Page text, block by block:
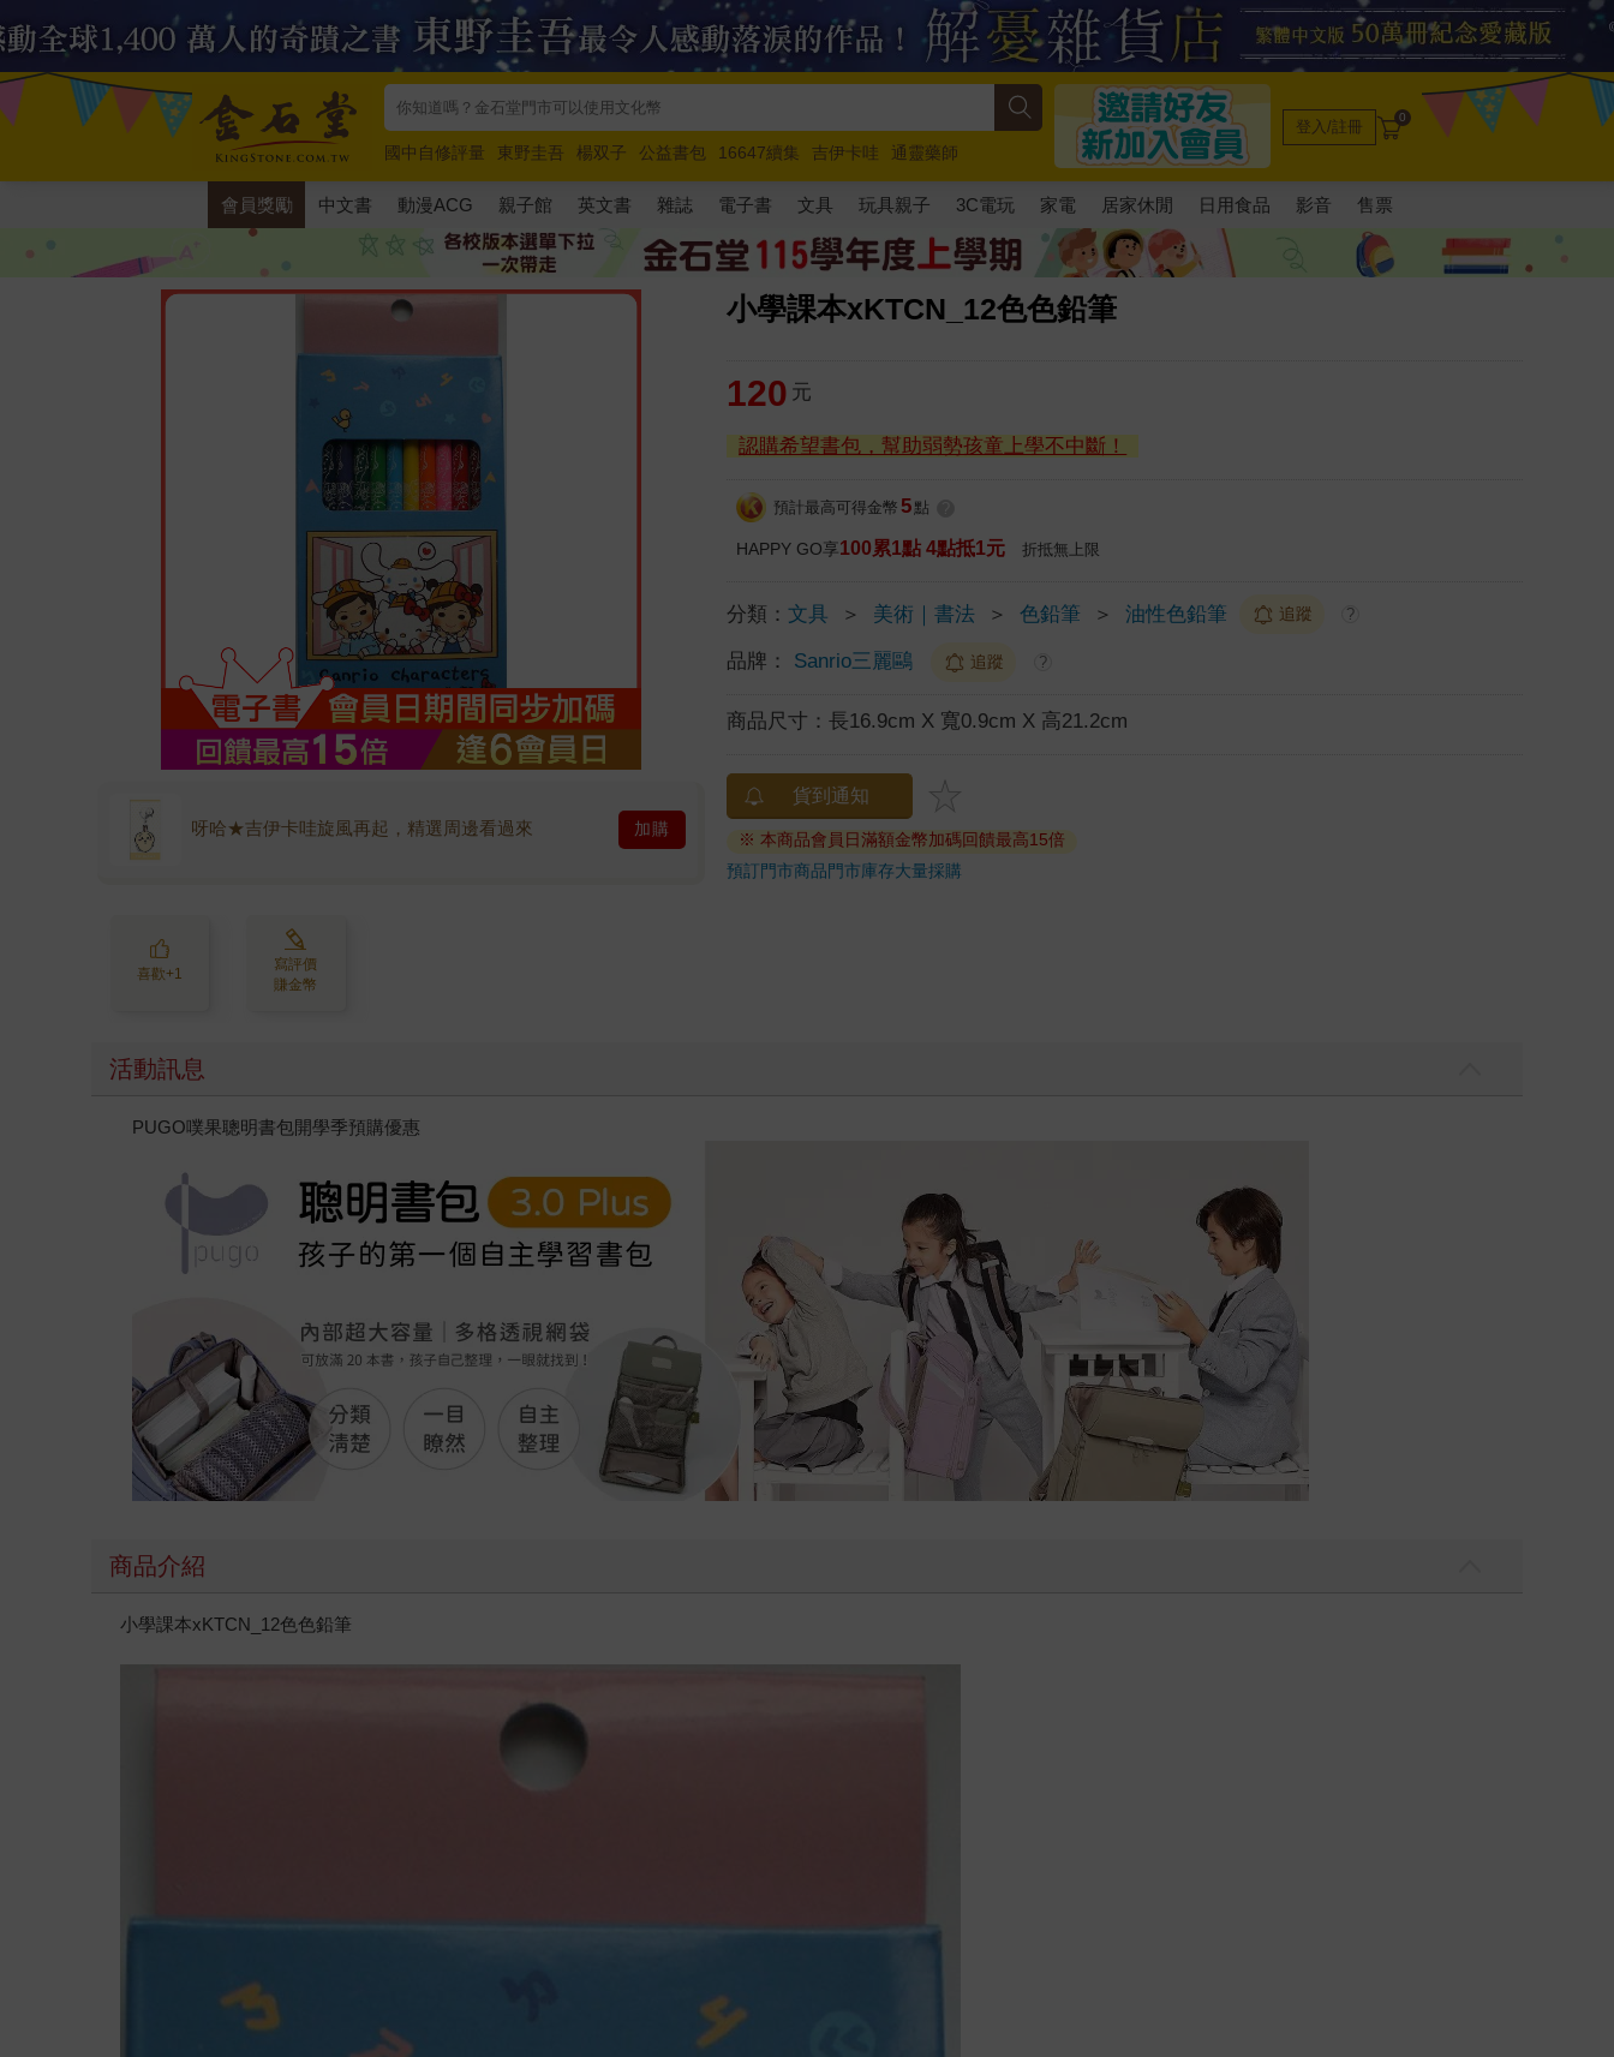
國中自修評量 東野圭吾 楊双子 公益書包 16647續集 吉伊卡哇
通靈藥師
唯紅花綻放
奧德賽 路邊攤新作 馬斯克 玩具總動員5 超慢跑
登入/註冊 0
會員獎勵 中文書 動漫ACG 親子館 英文書 雜誌 電子書 文具 玩具親子 3C電玩 家電 居家休閒 日用食品 影音 售票
小學課本xKTCN_12色色鉛筆
呀哈★吉伊卡哇旋風再起，精選周邊看過來 加購
喜歡+1
寫評價
賺金幣
120 元
認購希望書包，幫助弱勢孩童上學不中斷！
預計最高可得金幣 5 點
HAPPY GO享100累1點 4點抵1元 折抵無上限
分類：文具 ＞ 美術｜書法 ＞ 色鉛筆 ＞ 油性色鉛筆 追蹤 ?
品牌： Sanrio三麗鷗 追蹤 ?
商品尺寸：長16.9cm X 寬0.9cm X 高21.2cm
貨到通知
※ 本商品會員日滿額金幣加碼回饋最高15倍
預訂門市商品門市庫存大量採購
活動訊息
PUGO噗果聰明書包開學季預購優惠
商品介紹
小學課本xKTCN_12色色鉛筆